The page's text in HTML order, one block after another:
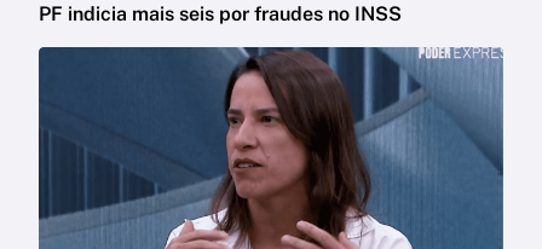
PF indicia mais seis por fraudes no INSS